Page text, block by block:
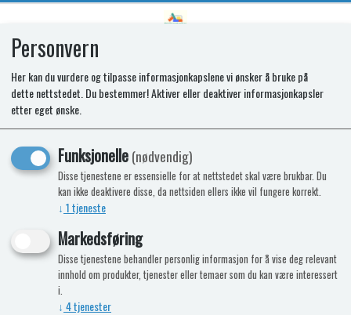
er TVstativ, senkesenger og
innstegstrapp.
Vi har et stort utvalg av Project 2000 produkter i vår
nettbutikk.
Ingen produkter funnet
Personvern
Her kan du vurdere og tilpasse informasjonkapslene vi ønsker å bruke på
dette nettstedet. Du bestemmer! Aktiver eller deaktiver informasjonkapsler
etter eget ønske.
Funksjonelle(nødvendig)
Disse tjenestene er essensielle for at nettstedet skal være brukbar. Du
kan ikke deaktivere disse, da nettsiden ellers ikke vil fungere korrekt.
↓ 1tjeneste
Markedsføring
Disse tjenestene behandler personlig informasjon for å vise deg relevant
innhold om produkter, tjenester eller temaer som du kan være interessert
i.
↓ 4tjenester